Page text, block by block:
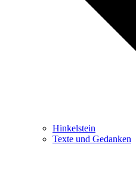
Hinkelstein
Texte und Gedanken